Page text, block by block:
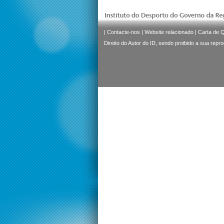
| Contacte-nos | Website relacionado | Carta de
Direito do Autor do ID, sendo proibido a sua